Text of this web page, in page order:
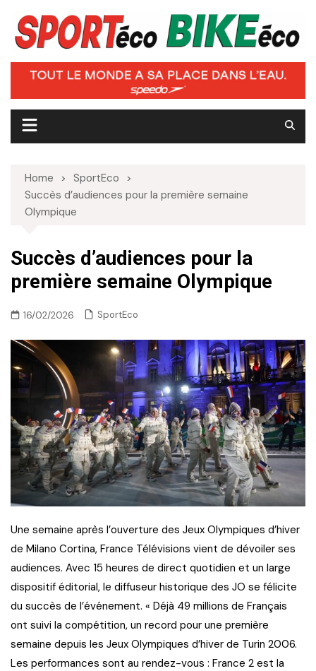
content
Home
SportEco
Succès d’audiences pour la première semaine
Olympique
Succès d’audiences pour la
première semaine Olympique
16/02/2026 SportEco
Une semaine après l’ouverture des Jeux Olympiques d’hiver
de Milano Cortina, France Télévisions vient de dévoiler ses
audiences. Avec 15 heures de direct quotidien et un large
dispositif éditorial, le diffuseur historique des JO se félicite
du succès de l’événement. « Déjà 49 millions de Français
ont suivi la compétition, un record pour une première
semaine depuis les Jeux Olympiques d’hiver de Turin 2006.
Les performances sont au rendez-vous : France 2 est la